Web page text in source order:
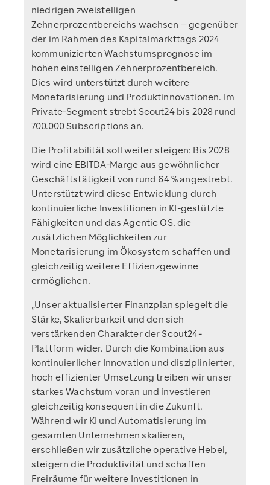
niedrigen zweistelligen
Zehnerprozentbereichs wachsen – gegenüber
der im Rahmen des Kapitalmarkttags 2024
kommunizierten Wachstumsprognose im
hohen einstelligen Zehnerprozentbereich.
Dies wird unterstützt durch weitere
Monetarisierung und Produktinnovationen. Im
Private-Segment strebt Scout24 bis 2028 rund
700.000 Subscriptions an.
Die Profitabilität soll weiter steigen: Bis 2028
wird eine EBITDA-Marge aus gewöhnlicher
Geschäftstätigkeit von rund 64 % angestrebt.
Unterstützt wird diese Entwicklung durch
kontinuierliche Investitionen in KI-gestützte
Fähigkeiten und das Agentic OS, die
zusätzlichen Möglichkeiten zur
Monetarisierung im Ökosystem schaffen und
gleichzeitig weitere Effizienzgewinne
ermöglichen.
„Unser aktualisierter Finanzplan spiegelt die
Stärke, Skalierbarkeit und den sich
verstärkenden Charakter der Scout24-
Plattform wider. Durch die Kombination aus
kontinuierlicher Innovation und disziplinierter,
hoch effizienter Umsetzung treiben wir unser
starkes Wachstum voran und investieren
gleichzeitig konsequent in die Zukunft.
Während wir KI und Automatisierung im
gesamten Unternehmen skalieren,
erschließen wir zusätzliche operative Hebel,
steigern die Produktivität und schaffen
Freiräume für weitere Investitionen in